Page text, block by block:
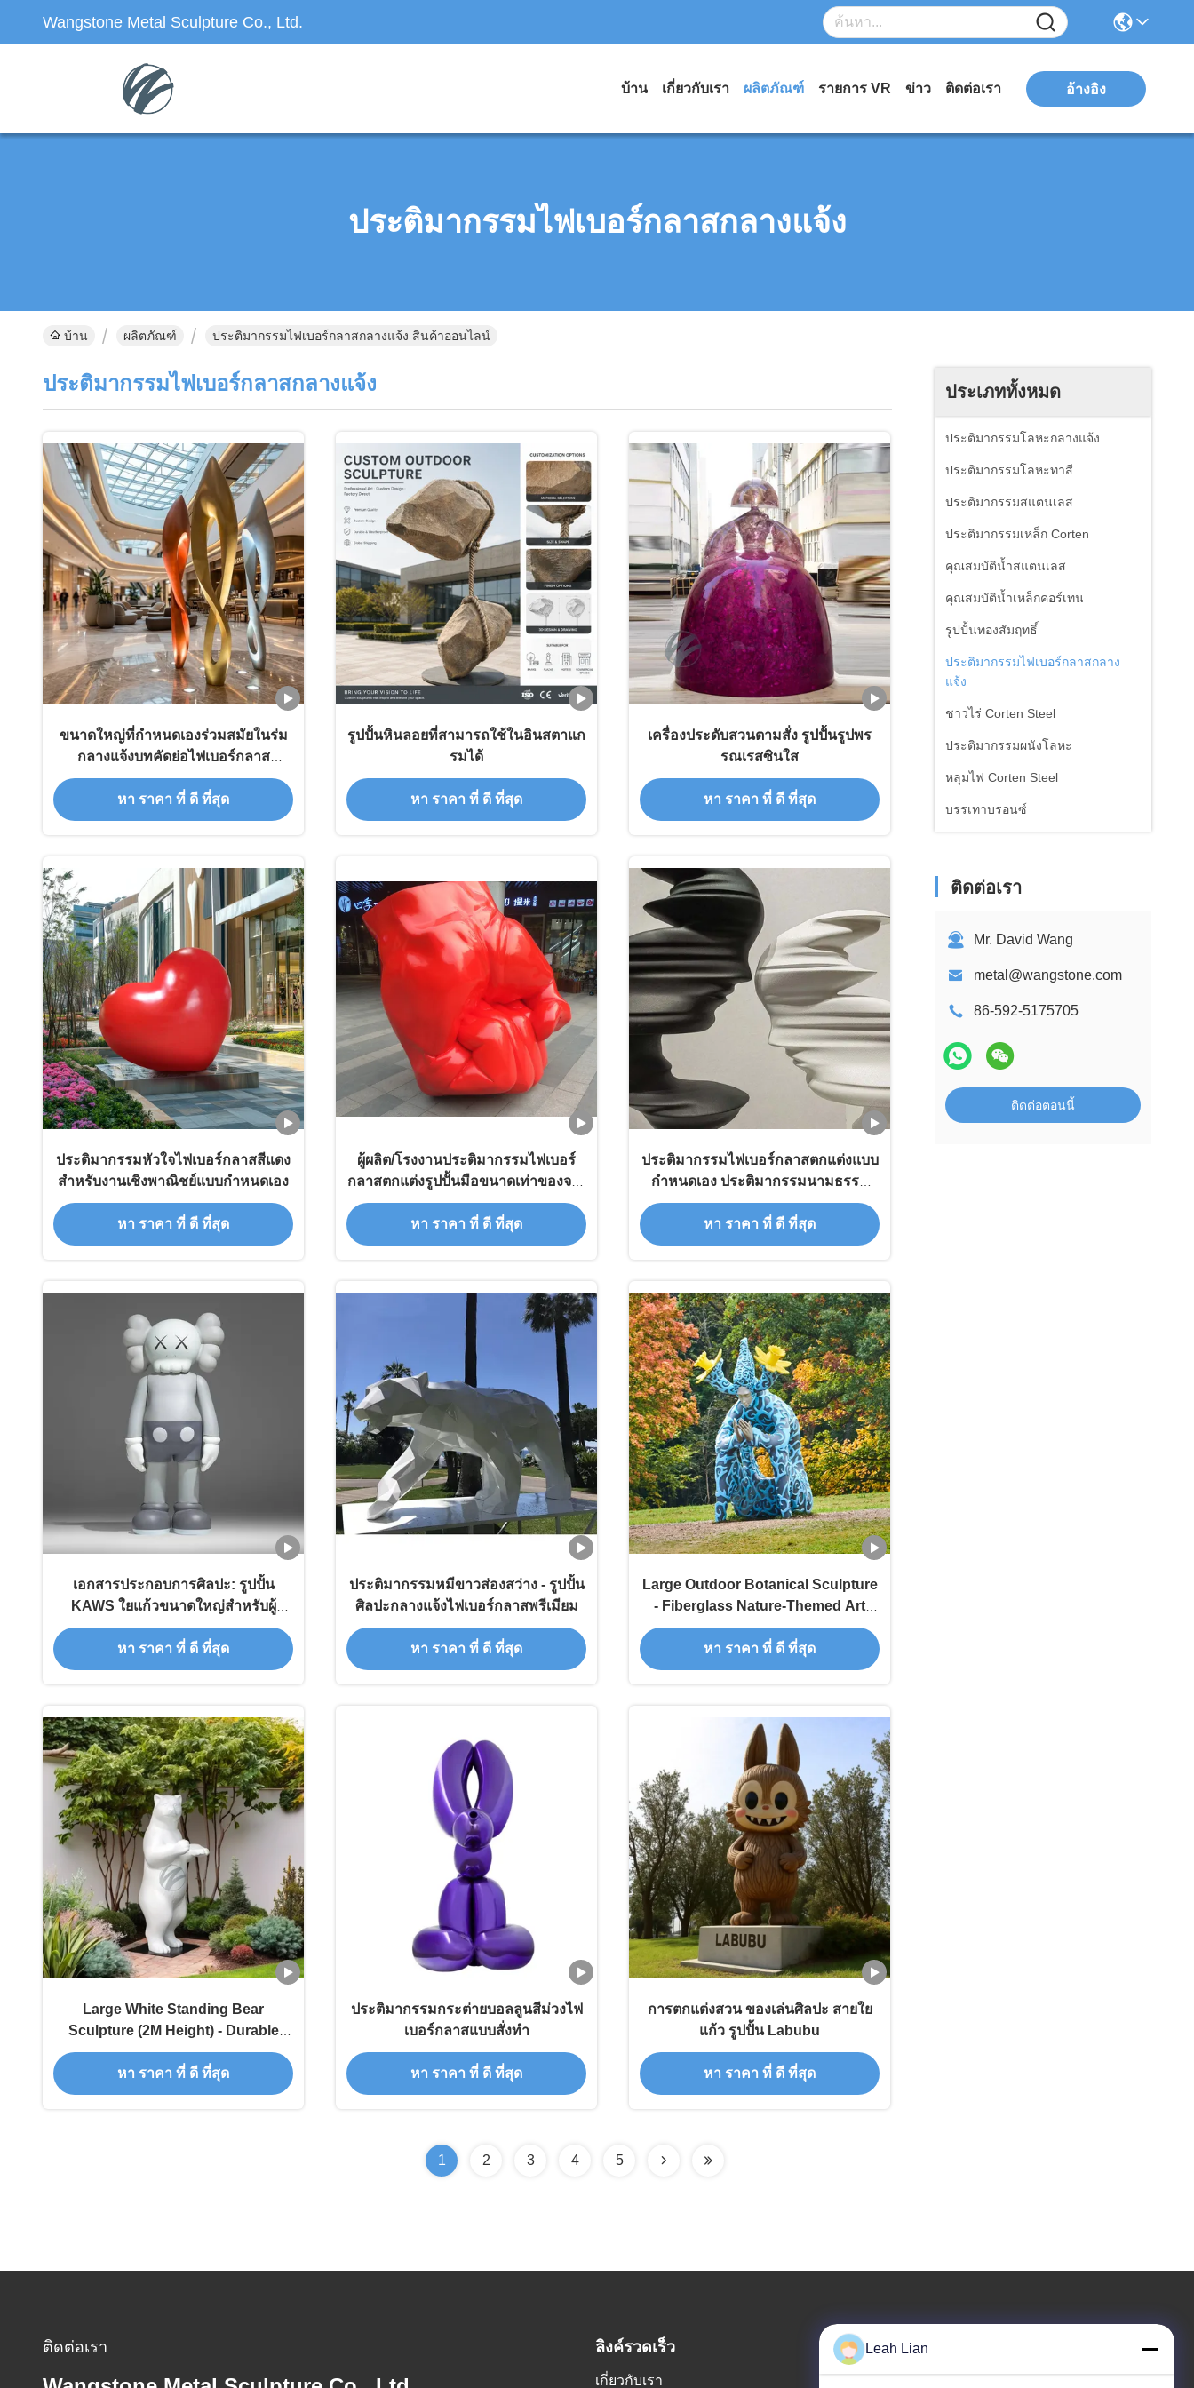
Wangstone Metal Sculpture Co., Ltd.
บ้าน เกี่ยวกับเรา ผลิตภัณฑ์ รายการ VR ข่าว ติดต่อเรา อ้างอิง
ประติมากรรมไฟเบอร์กลาสกลางแจ้ง
บ้าน ผลิตภัณฑ์ ประติมากรรมไฟเบอร์กลาสกลางแจ้ง สินค้าออนไลน์
ประเภททั้งหมด
ประติมากรรมโลหะกลางแจ้ง
ประติมากรรมโลหะทาสี
ประติมากรรมสแตนเลส
ประติมากรรมเหล็ก Corten
คุณสมบัติน้ำสแตนเลส
คุณสมบัติน้ำเหล็กคอร์เทน
รูปปั้นทองสัมฤทธิ์
ประติมากรรมไฟเบอร์กลาสกลาง
แจ้ง
ชาวไร่ Corten Steel
ประติมากรรมผนังโลหะ
หลุมไฟ Corten Steel
บรรเทาบรอนซ์
ติดต่อเรา
Mr. David Wang
metal@wangstone.com
86-592-5175705
ติดต่อตอนนี้
ประติมากรรมไฟเบอร์กลาสกลางแจ้ง
ขนาดใหญ่ที่กำหนดเองร่วมสมัยในร่ม
กลางแจ้งบทคัดย่อไฟเบอร์กลาส
โรงแรมประติมากรรมโรงงานโดยตรง
รูปปั้นศิลปะสมัยใหม่สำหรับการตกแต่ง
ภูมิทัศน์
หา ราคา ที่ ดี ที่สุด
รูปปั้นหินลอยที่สามารถใช้ในอินสตาแก
รมได้
หา ราคา ที่ ดี ที่สุด
เครื่องประดับสวนตามสั่ง รูปปั้นรูปพร
รณเรสซินใส
หา ราคา ที่ ดี ที่สุด
ประติมากรรมหัวใจไฟเบอร์กลาสสีแดง
สำหรับงานเชิงพาณิชย์แบบกำหนดเอง
หา ราคา ที่ ดี ที่สุด
ผู้ผลิต/โรงงานประติมากรรมไฟเบอร์
กลาสตกแต่งรูปปั้นมือขนาดเท่าของจริง
ประติมากรรมโลหะ
หา ราคา ที่ ดี ที่สุด
ประติมากรรมไฟเบอร์กลาสตกแต่งแบบ
กำหนดเอง ประติมากรรมนามธรรม
ขนาดเท่าของจริง ประติมากรรมโลหะ
หา ราคา ที่ ดี ที่สุด
เอกสารประกอบการศิลปะ: รูปปั้น
KAWS ใยแก้วขนาดใหญ่สําหรับผู้
สะสม
หา ราคา ที่ ดี ที่สุด
ประติมากรรมหมีขาวส่องสว่าง - รูปปั้น
ศิลปะกลางแจ้งไฟเบอร์กลาสพรีเมียม
หา ราคา ที่ ดี ที่สุด
Large Outdoor Botanical Sculpture
- Fiberglass Nature-Themed Art
Installation for Gardens
หา ราคา ที่ ดี ที่สุด
Large White Standing Bear
Sculpture (2M Height) - Durable
FRP Outdoor Decorative Art
หา ราคา ที่ ดี ที่สุด
ประติมากรรมกระต่ายบอลลูนสีม่วงไฟ
เบอร์กลาสแบบสั่งทำ
หา ราคา ที่ ดี ที่สุด
การตกแต่งสวน ของเล่นศิลปะ สายใย
แก้ว รูปปั้น Labubu
หา ราคา ที่ ดี ที่สุด
1 2 3 4 5
ติดต่อเรา ลิงค์รวดเร็ว
เกี่ยวกับเรา
ที่อยู่ของเรา
Leah Lian